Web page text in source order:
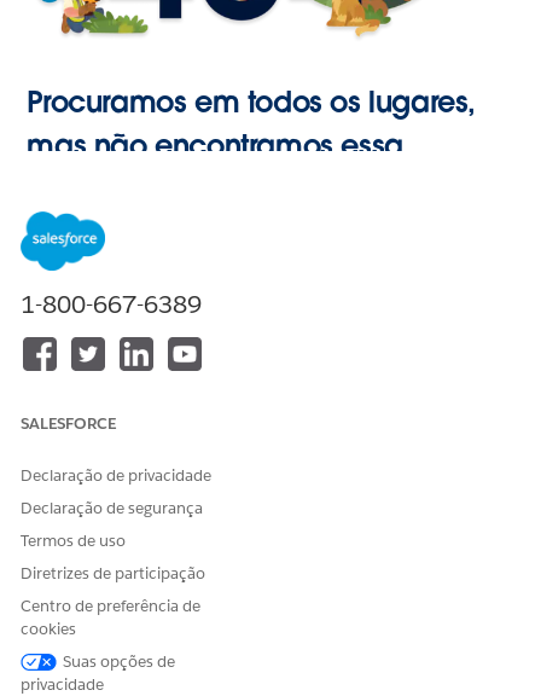
Procuramos em todos os lugares,
mas não encontramos essa
1-800-667-6389
SALESFORCE
Declaração de privacidade
Declaração de segurança
Termos de uso
Diretrizes de participação
Centro de preferência de
cookies
Suas opções de
privacidade